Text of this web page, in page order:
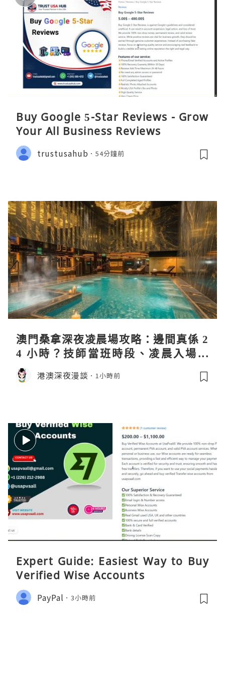
Buy Google 5-Star Reviews - Grow
Your All Business Reviews
trustusahub 54分鐘前
澳門桑拿深夜凌晨場攻略：邊間真係 2
4 小時？技師當班時段、凌晨入場流
程、過夜安排一次過講清
港澳深夜漫談 1小時前
Expert Guide: Easiest Way to Buy
Verified Wise Accounts
PayPal 3小時前